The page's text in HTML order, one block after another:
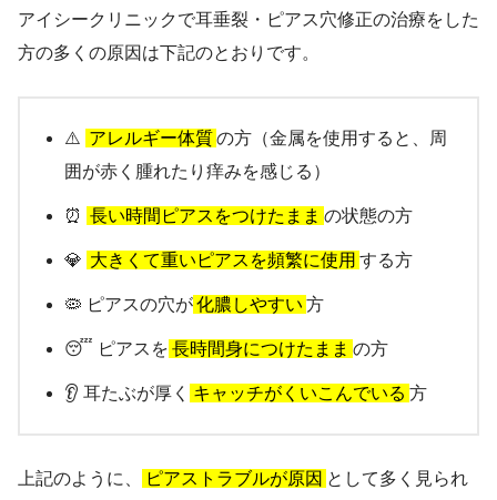
アイシークリニックで耳垂裂・ピアス穴修正の治療をした
方の多くの原因は下記のとおりです。
⚠️ アレルギー体質の方（金属を使用すると、周
囲が赤く腫れたり痒みを感じる）
⏰ 長い時間ピアスをつけたまま の状態の方
💎 大きくて重いピアスを頻繁に使用 する方
🦠 ピアスの穴が化膿しやすい 方
😴 ピアスを 長時間身につけたまま の方
👂 耳たぶが厚く キャッチがくいこんでいる 方
上記のように、 ピアストラブルが原因 として多く見られ